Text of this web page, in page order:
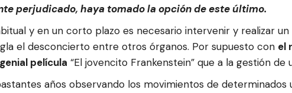
perjudicado, haya tomado la opción de este último.
y en un corto plazo es necesario intervenir y realizar
el desconcierto entre otros órganos. Por supuesto con el
película “El jovencito Frankenstein” que a la gestión
años observando los movimientos de